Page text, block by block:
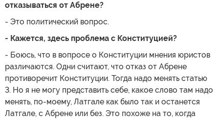
отказываться от Абрене?
- Это политический вопрос.
- Кажется, здесь проблема с Конституцией?
- Боюсь, что в вопросе о Конституции мнения юристов
различаются. Одни считают, что отказ от Абрене
противоречит Конституции. Тогда надо менять статью
3. Но я не могу представить себе, какое слово там надо
менять, по-моему, Латгале как было так и останется
Латгале, с Абрене или без. Это похоже на то, когда